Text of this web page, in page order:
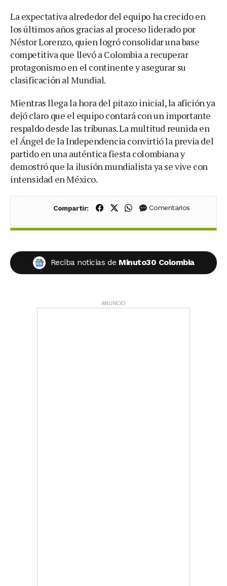
La expectativa alrededor del equipo ha crecido en
los últimos años gracias al proceso liderado por
Néstor Lorenzo, quien logró consolidar una base
competitiva que llevó a Colombia a recuperar
protagonismo en el continente y asegurar su
clasificación al Mundial.
Mientras llega la hora del pitazo inicial, la afición ya
dejó claro que el equipo contará con un importante
respaldo desde las tribunas. La multitud reunida en
el Ángel de la Independencia convirtió la previa del
partido en una auténtica fiesta colombiana y
demostró que la ilusión mundialista ya se vive con
intensidad en México.
Compartir: Compartir en Facebook
Compartir en X (Twitter)
Compartir en WhatsApp
Comentarios
Reciba noticias de Minuto30 Colombia
ANUNCIO